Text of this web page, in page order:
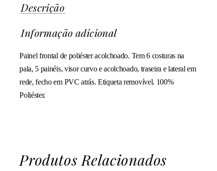
Descrição
Informação adicional
Painel frontal de poliéster acolchoado. Tem 6 costuras na
pala, 5 painéis, visor curvo e acolchoado, traseira e lateral em
rede, fecho em PVC atrás. Etiqueta removível. 100%
Poliéster.
Produtos Relacionados